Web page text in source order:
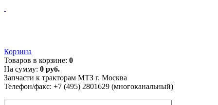
Корзина
Товаров в корзине: 0
На сумму: 0 руб.
Запчасти к тракторам МТЗ г. Москва
Телефон/факс: +7 (495) 2801629 (многоканальный)